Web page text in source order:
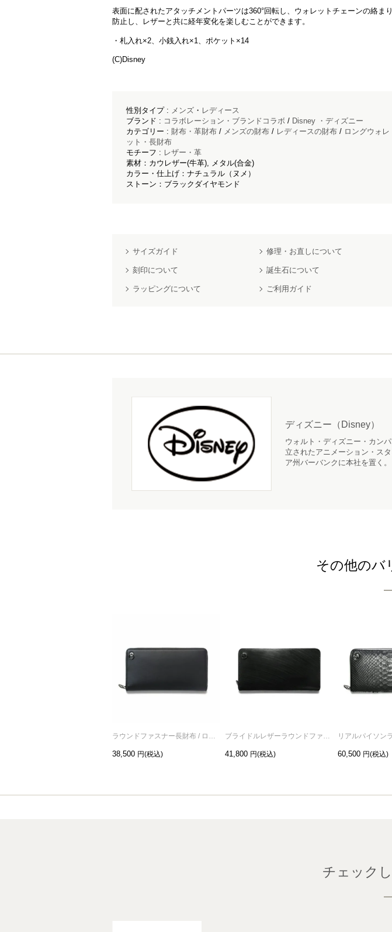
表面に配されたアタッチメントパーツは360°回転し、ウォレットチェーンの絡ま
防止し、レザーと共に経年変化を楽しむことができます。
・札入れ×2、小銭入れ×1、ポケット×14
(C)Disney
性別タイプ : メンズ ・ レディース
ブランド : コラボレーション・ブランドコラボ / Disney ・ディズニー
カテゴリー : 財布・革財布 / メンズの財布 / レディースの財布 / ロングウォレ
ット・長財布
モチーフ : レザー・革
素材：カウレザー(牛革), メタル(合金)
カラー・仕上げ：ナチュラル（ヌメ）
ストーン：ブラックダイヤモンド
サイズガイド 修理・お直しについて
刻印について 誕生石について
ラッピングについて ご利用ガイド
ディズニー（Disney）
ウォルト・ディズニー・カン
立されたアニメーション・ス
ア州バーバンクに本社を置く。
その他のバ
38,500 41,800 60,500
チェック